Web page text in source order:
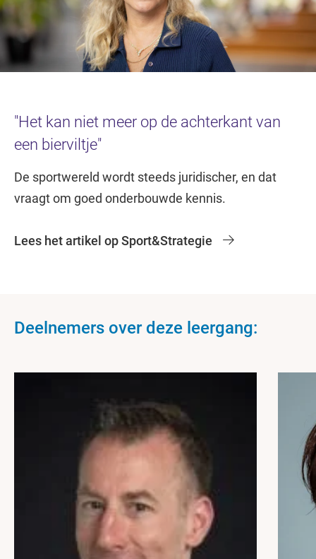
"Het kan niet meer op de achterkant van
een bierviltje"
De sportwereld wordt steeds juridischer, en dat
vraagt om goed onderbouwde kennis.
Lees het artikel op Sport&Strategie
Deelnemers over deze leergang: